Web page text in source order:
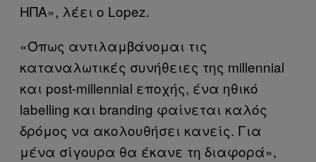
ΗΠΑ», λέει ο Lopez.
«Όπως αντιλαμβάνομαι τις
καταναλωτικές συνήθειες της millennial
και post-millennial εποχής, ένα ηθικό
labelling και branding φαίνεται καλός
δρόμος να ακολουθήσει κανείς. Για
μένα σίγουρα θα έκανε τη διαφορά»,